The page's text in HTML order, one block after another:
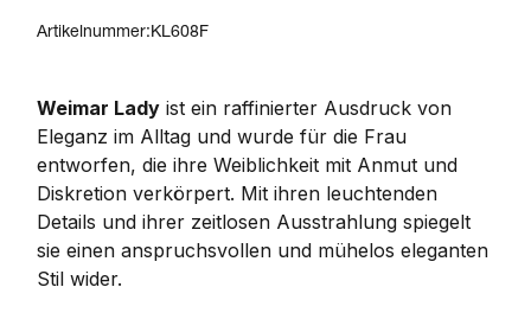
Artikelnummer:KL608F
Weimar Lady ist ein raffinierter Ausdruck von
Eleganz im Alltag und wurde für die Frau
entworfen, die ihre Weiblichkeit mit Anmut und
Diskretion verkörpert. Mit ihren leuchtenden
Details und ihrer zeitlosen Ausstrahlung spiegelt
sie einen anspruchsvollen und mühelos eleganten
Stil wider.